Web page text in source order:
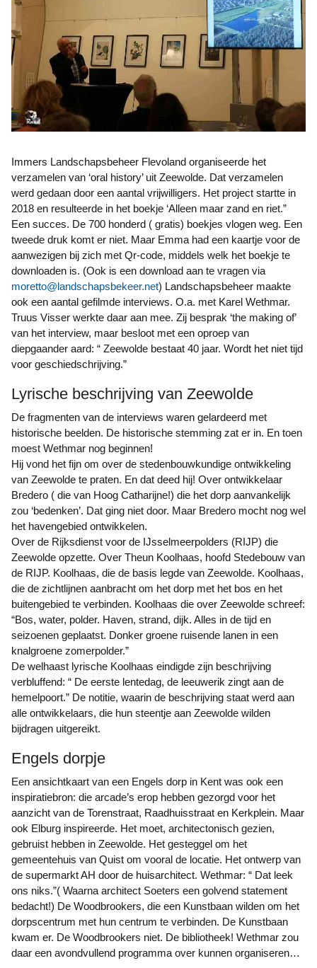
Immers Landschapsbeheer Flevoland organiseerde het
verzamelen van ‘oral history’ uit Zeewolde. Dat verzamelen
werd gedaan door een aantal vrijwilligers. Het project startte in
2018 en resulteerde in het boekje ‘Alleen maar zand en riet.”
Een succes. De 700 honderd ( gratis) boekjes vlogen weg. Een
tweede druk komt er niet. Maar Emma had een kaartje voor de
aanwezigen bij zich met Qr-code, middels welk het boekje te
downloaden is. (Ook is een download aan te vragen via
moretto@landschapsbekeer.net) Landschapsbeheer maakte
ook een aantal gefilmde interviews. O.a. met Karel Wethmar.
Truus Visser werkte daar aan mee. Zij besprak ‘the making of’
van het interview, maar besloot met een oproep van
diepgaander aard: “ Zeewolde bestaat 40 jaar. Wordt het niet tijd
voor geschiedschrijving.”
Lyrische beschrijving van Zeewolde
De fragmenten van de interviews waren gelardeerd met
historische beelden. De historische stemming zat er in. En toen
moest Wethmar nog beginnen!
Hij vond het fijn om over de stedenbouwkundige ontwikkeling
van Zeewolde te praten. En dat deed hij! Over ontwikkelaar
Bredero ( die van Hoog Catharijne!) die het dorp aanvankelijk
zou ‘bedenken’. Dat ging niet door. Maar Bredero mocht nog wel
het havengebied ontwikkelen.
Over de Rijksdienst voor de IJsselmeerpolders (RIJP) die
Zeewolde opzette. Over Theun Koolhaas, hoofd Stedebouw van
de RIJP. Koolhaas, die de basis legde van Zeewolde. Koolhaas,
die de zichtlijnen aanbracht om het dorp met het bos en het
buitengebied te verbinden. Koolhaas die over Zeewolde schreef:
“Bos, water, polder. Haven, strand, dijk. Alles in de tijd en
seizoenen geplaatst. Donker groene ruisende lanen in een
knalgroene zomerpolder.”
De welhaast lyrische Koolhaas eindigde zijn beschrijving
verbluffend: “ De eerste lentedag, de leeuwerik zingt aan de
hemelpoort.” De notitie, waarin de beschrijving staat werd aan
alle ontwikkelaars, die hun steentje aan Zeewolde wilden
bijdragen uitgereikt.
Engels dorpje
Een ansichtkaart van een Engels dorp in Kent was ook een
inspiratiebron: die arcade’s erop hebben gezorgd voor het
aanzicht van de Torenstraat, Raadhuisstraat en Kerkplein. Maar
ook Elburg inspireerde. Het moet, architectonisch gezien,
gebruist hebben in Zeewolde. Het gesteggel om het
gemeentehuis van Quist om vooral de locatie. Het ontwerp van
de supermarkt AH door de huisarchitect. Wethmar: “ Dat leek
ons niks.”( Waarna architect Soeters een golvend statement
bedacht!) De Woodbrookers, die een Kunstbaan wilden om het
dorpscentrum met hun centrum te verbinden. De Kunstbaan
kwam er. De Woodbrookers niet. De bibliotheek! Wethmar zou
daar een avondvullend programma over kunnen organiseren…